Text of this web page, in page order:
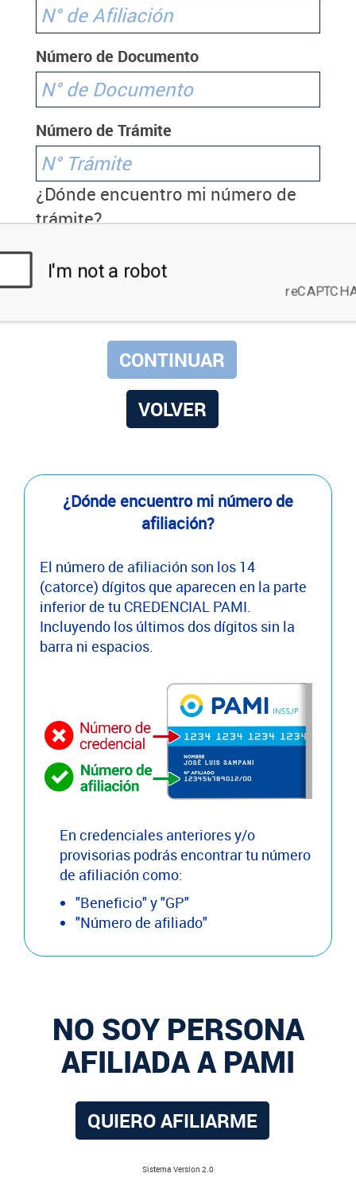
Número de Documento
Número de Trámite
¿Dónde encuentro mi número de
trámite?
VOLVER
¿Dónde encuentro mi número de
afiliación?
El número de afiliación son los 14
(catorce) dígitos que aparecen en la parte
inferior de tu CREDENCIAL PAMI.
Incluyendo los últimos dos dígitos sin la
barra ni espacios.
En credenciales anteriores y/o
provisorias podrás encontrar tu número
de afiliación como:
"Beneficio" y "GP"
"Número de afiliado"
NO SOY PERSONA
AFILIADA A PAMI
QUIERO AFILIARME
Sistema Versíon 2.0